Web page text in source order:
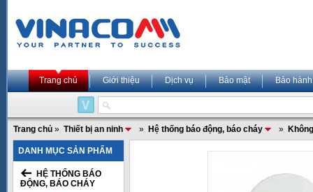
Trang chủ Giới thiệu Dịch vụ Bảo mật Bảo hành
Trang chủ » Thiết bị an ninh » Hệ thống báo động, báo cháy »
DANH MỤC SẢN PHẨM
HỆ THỐNG BÁO
ĐỘNG, BÁO CHÁY